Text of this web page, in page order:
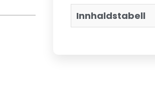
Innhaldstabell